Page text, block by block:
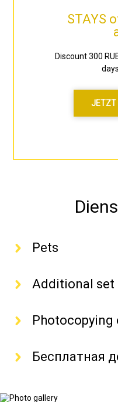
STAYS
Discount 300
JETZT
Pets
Additional set
Бесплатная